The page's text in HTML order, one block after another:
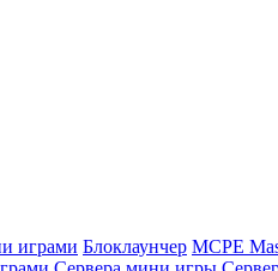
играми Блоклаунчер MCPE